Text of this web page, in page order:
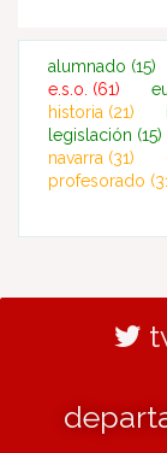
alumnado (15)
e.s.o. (61)
historia (21)
legislación (15)
navarra (31)
profesorado